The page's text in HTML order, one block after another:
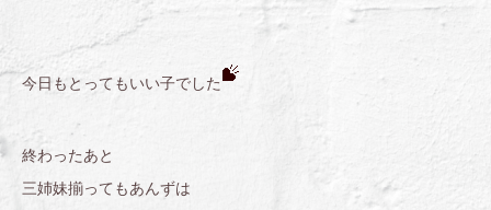
今日もとってもいい子でした
終わったあと
三姉妹揃ってもあんずは